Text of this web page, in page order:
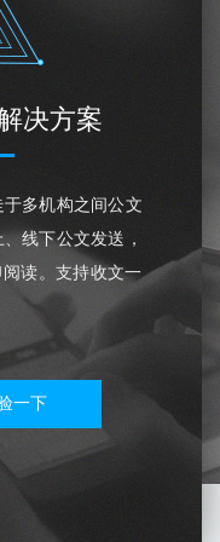
决方案
多机构之间公文
线下公文发送，
读。支持收文一
一下